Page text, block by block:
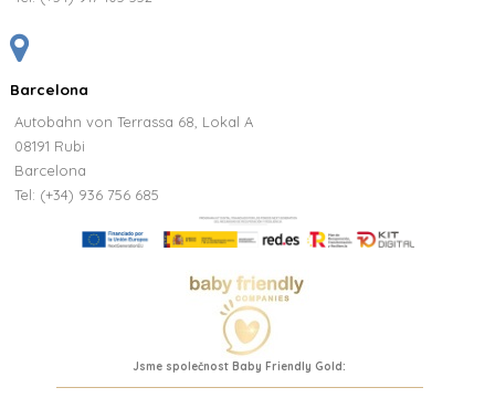
Barcelona
Autobahn von Terrassa 68, Lokal A
08191 Rubi
Barcelona
Tel: (+34) 936 756 685
Jsme společnost Baby Friendly Gold: